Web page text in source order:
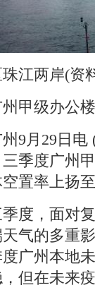
江两岸(资
级办公楼
月29日电 (
季度广州
置率上扬至
，面对复
气的多重
广州本地
但在未来